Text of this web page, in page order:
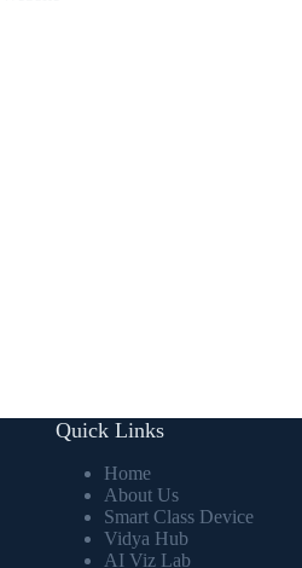
Quick Links
Home
About Us
Smart Class Device
Vidya Hub
AI Viz Lab